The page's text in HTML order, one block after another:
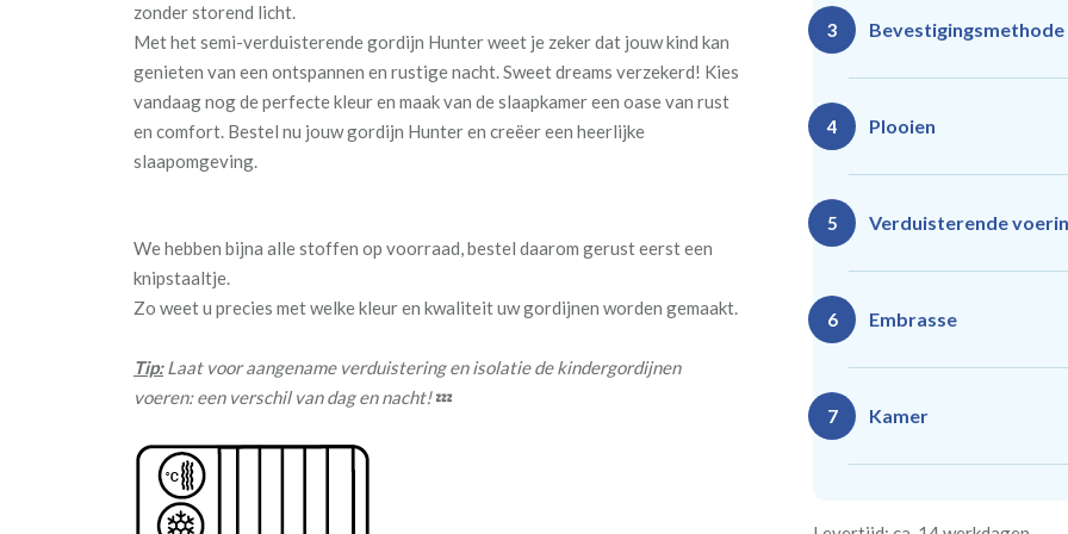
zonder storend licht.
Met het semi-verduisterende gordijn Hunter weet je zeker dat jouw kind kan
genieten van een ontspannen en rustige nacht. Sweet dreams verzekerd! Kies
vandaag nog de perfecte kleur en maak van de slaapkamer een oase van rust
en comfort. Bestel nu jouw gordijn Hunter en creëer een heerlijke
slaapomgeving.
We hebben bijna alle stoffen op voorraad, bestel daarom gerust eerst een
knipstaaltje.
Zo weet u precies met welke kleur en kwaliteit uw gordijnen worden gemaakt.
Tip:Laat voor aangename verduistering en isolatie de kindergordijnen
voeren: een verschil van dag en nacht!💤
3 Bevestigingsmethode
Rails
Rails
4 Plooien
Enkele plooi
5 Verduisterende
Gevoerde gordijnen
isoleert kou, warmte en
6 Embrasse
Geen
7 Kamer